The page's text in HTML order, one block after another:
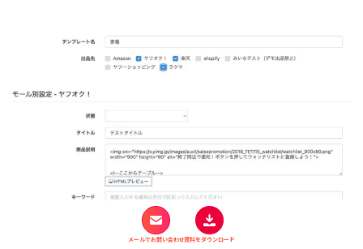
メールでお問い合わせ資料をダウンロード